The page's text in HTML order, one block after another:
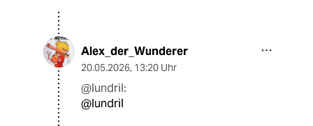
Alex_der_Wunderer
20.05.2026, 13:20 Uhr
@lundril:
@lundril